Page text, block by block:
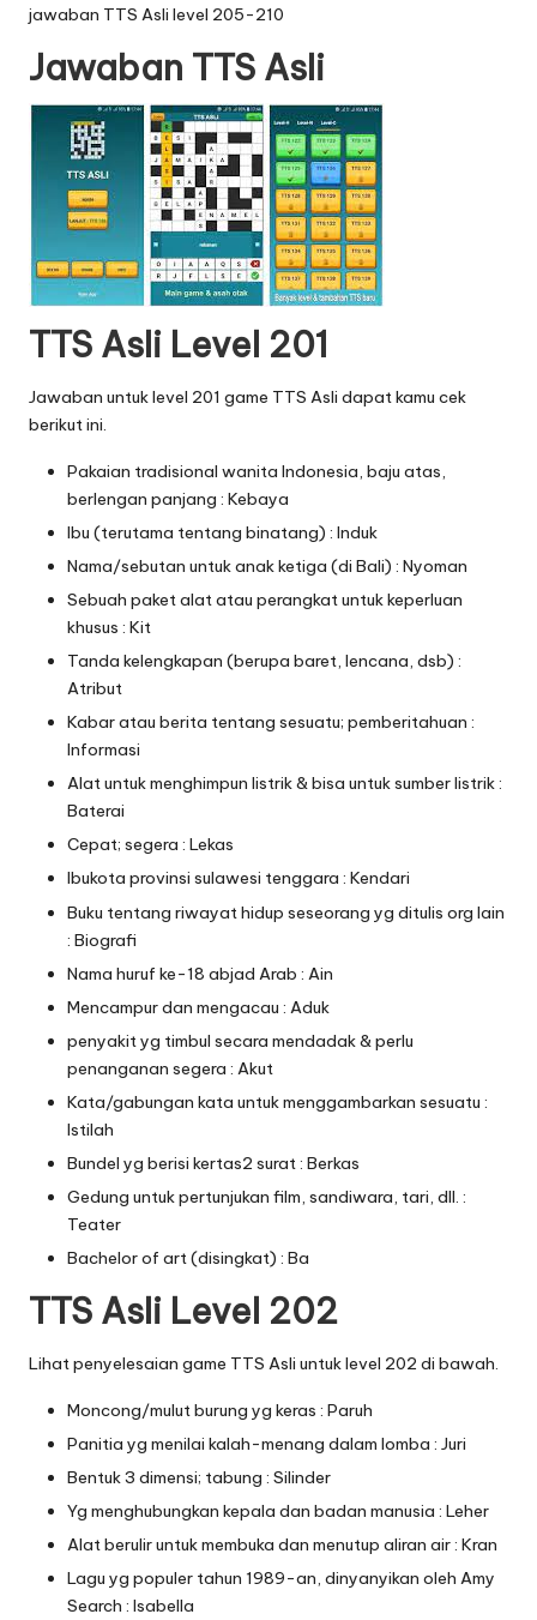
jawaban TTS Asli level 205-210
Jawaban TTS Asli
TTS Asli Level 201
Jawaban untuk level 201 game TTS Asli dapat kamu cek
berikut ini.
Pakaian tradisional wanita Indonesia, baju atas,
berlengan panjang : Kebaya
Ibu (terutama tentang binatang) : Induk
Nama/sebutan untuk anak ketiga (di Bali) : Nyoman
Sebuah paket alat atau perangkat untuk keperluan
khusus : Kit
Tanda kelengkapan (berupa baret, lencana, dsb) :
Atribut
Kabar atau berita tentang sesuatu; pemberitahuan :
Informasi
Alat untuk menghimpun listrik & bisa untuk sumber listrik :
Baterai
Cepat; segera : Lekas
Ibukota provinsi sulawesi tenggara : Kendari
Buku tentang riwayat hidup seseorang yg ditulis org lain
: Biografi
Nama huruf ke-18 abjad Arab : Ain
Mencampur dan mengacau : Aduk
penyakit yg timbul secara mendadak & perlu
penanganan segera : Akut
Kata/gabungan kata untuk menggambarkan sesuatu :
Istilah
Bundel yg berisi kertas2 surat : Berkas
Gedung untuk pertunjukan film, sandiwara, tari, dll. :
Teater
Bachelor of art (disingkat) : Ba
TTS Asli Level 202
Lihat penyelesaian game TTS Asli untuk level 202 di bawah.
Moncong/mulut burung yg keras : Paruh
Panitia yg menilai kalah-menang dalam lomba : Juri
Bentuk 3 dimensi; tabung : Silinder
Yg menghubungkan kepala dan badan manusia : Leher
Alat berulir untuk membuka dan menutup aliran air : Kran
Lagu yg populer tahun 1989-an, dinyanyikan oleh Amy
Search : Isabella